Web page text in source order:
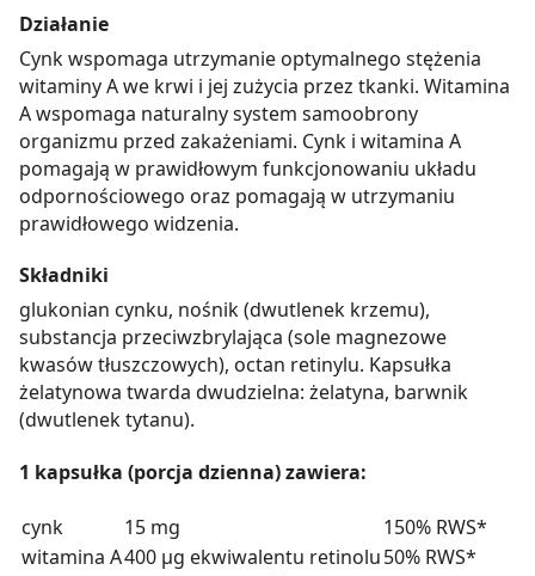
Działanie
Cynk wspomaga utrzymanie optymalnego stężenia
witaminy A we krwi i jej zużycia przez tkanki. Witamina
A wspomaga naturalny system samoobrony
organizmu przed zakażeniami. Cynk i witamina A
pomagają w prawidłowym funkcjonowaniu układu
odpornościowego oraz pomagają w utrzymaniu
prawidłowego widzenia.
Składniki
glukonian cynku, nośnik (dwutlenek krzemu),
substancja przeciwzbrylająca (sole magnezowe
kwasów tłuszczowych), octan retinylu. Kapsułka
żelatynowa twarda dwudzielna: żelatyna, barwnik
(dwutlenek tytanu).
1 kapsułka (porcja dzienna) zawiera:
cynk 15 mg
150% RWS*
witamina A400 µg ekwiwalentu retinolu50% RWS*